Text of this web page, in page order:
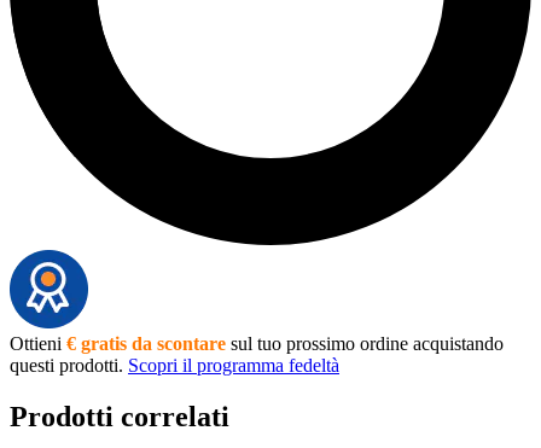
Ottieni € gratis da scontare sul tuo prossimo ordine acquistando
questi prodotti. Scopri il programma fedeltà
Prodotti correlati